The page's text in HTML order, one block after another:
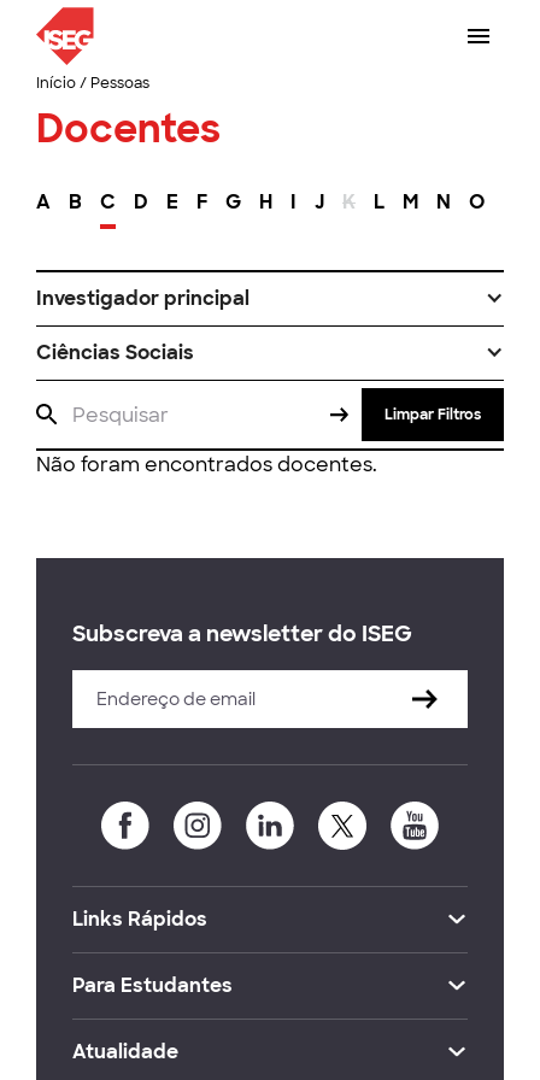
Início/ Pessoas
Docentes
A B C D E F G H I J K L M N O
Investigador principal
Ciências Sociais
Limpar Filtros
Não foram encontrados docentes.
Subscreva a newsletter do ISEG
Links Rápidos
Para Estudantes
Atualidade